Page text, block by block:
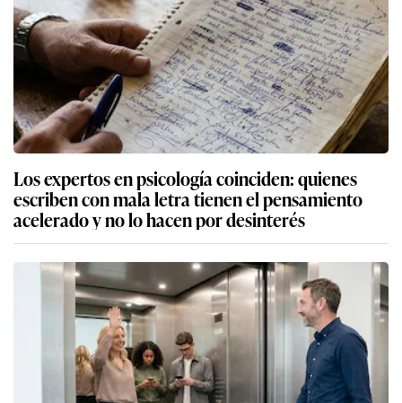
Los expertos en psicología coinciden: quienes
escriben con mala letra tienen el pensamiento
acelerado y no lo hacen por desinterés